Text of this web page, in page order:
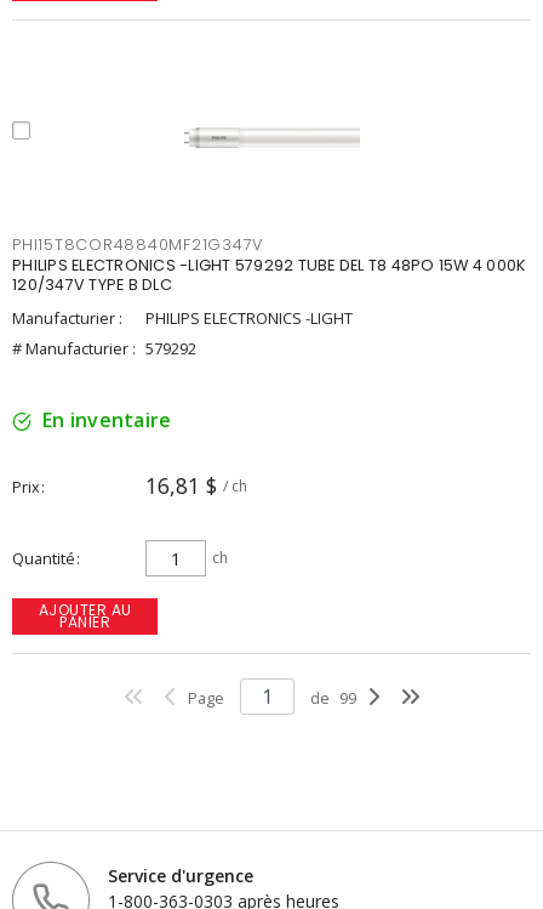
PHI15T8COR48840MF21G347V
PHILIPS ELECTRONICS -LIGHT 579292 TUBE DEL T8 48PO 15W 4 000K
120/347V TYPE B DLC
Manufacturier :
PHILIPS ELECTRONICS -LIGHT
# Manufacturier : 579292
En inventaire
Prix 16,81 $ / ch
Quantité ch
AJOUTER AU
PANIER
Page de 99
Service d'urgence
1-800-363-0303 après heures